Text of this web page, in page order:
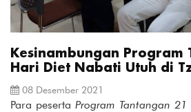
Kesinambungan Program
Hari Diet Nabati Utuh di
08 Desember 2021
Para peserta Program Tantangan